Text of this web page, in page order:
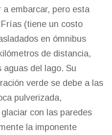
a embarcar, pero esta
(tiene un costo
en ómnibus
de distancia,
aguas del lago. Su
verde se debe a las
pulverizada,
con las paredes
la imponente